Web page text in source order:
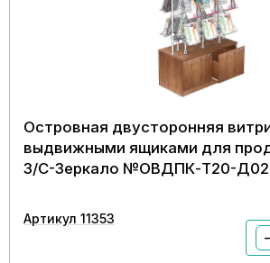
Островная двусторонняя
выдвижными ящиками для
З/C-Зеркало №ОВДПК-Т20-Д02
Артикул 11353